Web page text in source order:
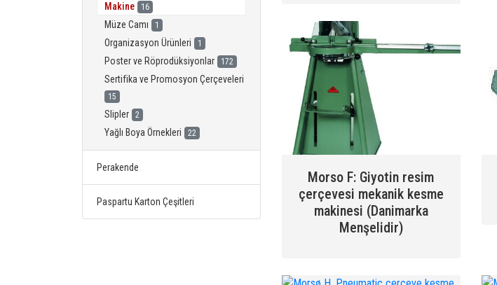
Makine 16
Müze Camı 1
Organizasyon Ürünleri 1
Poster ve Röprodüksiyonlar 172
Sertifika ve Promosyon Çerçeveleri
15
Slipler 2
Yağlı Boya Örnekleri 22
Perakende
Paspartu Karton Çeşitleri
Morso F: Giyotin resim
çerçevesi mekanik kesme
makinesi (Danimarka
Menşelidir)